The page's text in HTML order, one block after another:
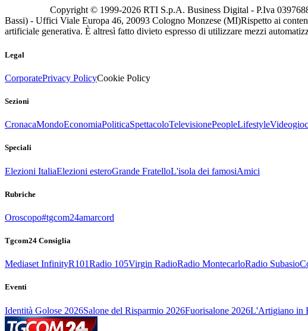
Copyright © 1999-2026 RTI S.p.A. Business Digital - P.Iva
Bassi) - Uffici Viale Europa 46, 20093 Cologno Monzese (MI)Rispetto ai
artificiale generativa. È altresì fatto divieto espresso di utilizzare mezzi
Legal
CorporatePrivacy PolicyCookie Policy
Sezioni
CronacaMondoEconomiaPoliticaSpettacoloTelevisionePeopleLifestyle
Speciali
Elezioni ItaliaElezioni esteroGrande FratelloL'isola dei famosiAmici
Rubriche
Oroscopo#tgcom24amarcord
Tgcom24 Consiglia
Mediaset InfinityR101Radio 105Virgin RadioRadio MontecarloRadio Subasio
Eventi
Identità Golose 2026Salone del Risparmio 2026Fuorisalone 2026L'Artigiano in